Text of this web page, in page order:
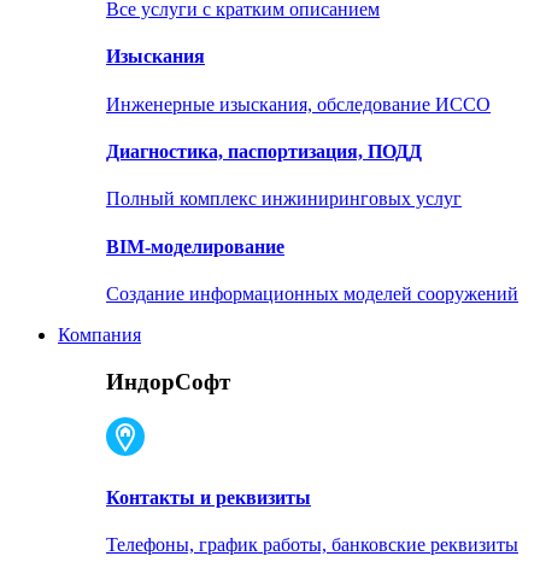
Все услуги с кратким описанием
Изыскания
Инженерные изыскания, обследование ИССО
Диагностика, паспортизация, ПОДД
Полный комплекс инжиниринговых услуг
BIM-моделирование
Создание информационных моделей сооружений
Компания
ИндорСофт
Контакты и реквизиты
Телефоны, график работы, банковские реквизиты